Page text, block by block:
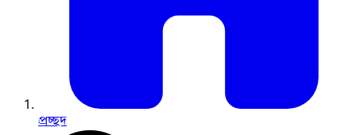
প্রচ্ছদ